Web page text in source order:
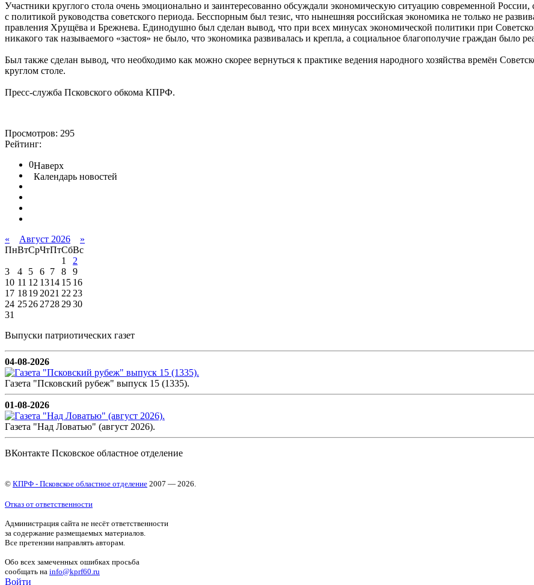
Участники круглого стола очень эмоционально и заинтересованно обсуждали экономическую ситуацию современной
с политикой руководства советского периода. Бесспорным был тезис, что нынешняя российская экономика не только не
правления Хрущёва и Брежнева. Единодушно был сделан вывод, что при всех минусах экономической политики при
никакого так называемого «застоя» не было, что экономика развивалась и крепла, а социальное благополучие граждан было
Был также сделан вывод, что необходимо как можно скорее вернуться к практике ведения народного хозяйства времён
круглом столе.
Пресс-служба Псковского обкома КПРФ.
Просмотров: 295
Рейтинг:
0Наверх
Календарь новостей
« Август 2026
»
ПнВтСрЧтПтСбВс
1
2
3
4 5 6 7 8
9
10 11 12 1314 15 16
17 18192021 2223
24 252627282930
31
Выпуски патриотических газет
04-08-2026
Газета "Псковский рубеж" выпуск 15 (1335).
01-08-2026
Газета "Над Ловатью" (август 2026).
ВКонтакте Псковское областное отделение
© КПРФ - Псковское областное отделение 2007 — 2026.
Отказ от ответственности
Администрация сайта не несёт ответственности
за содержание размещаемых материалов.
Все претензии направлять авторам.
Обо всех замеченных ошибках просьба
сообщать на info@kprf60.ru
Войти